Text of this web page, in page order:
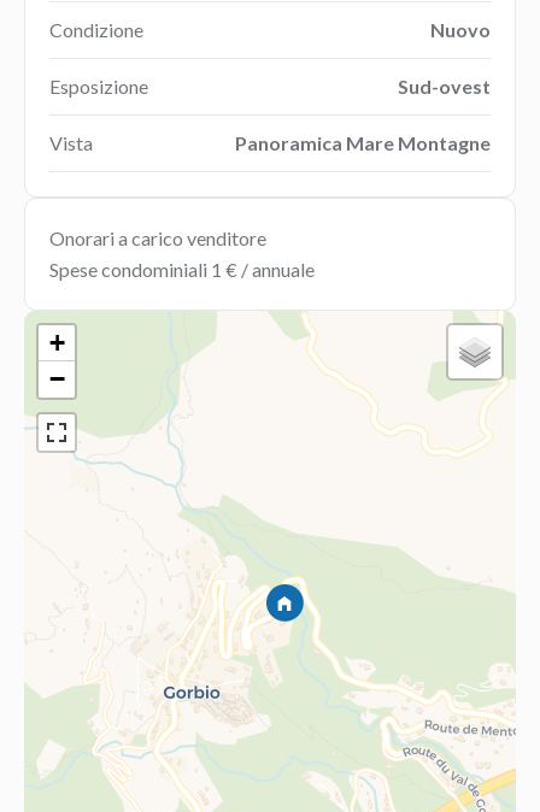
Condizione Nuovo
Esposizione Sud-ovest
Vista Panoramica Mare Montagne
Onorari a carico venditore
Spese condominiali 1 € / annuale
+
−